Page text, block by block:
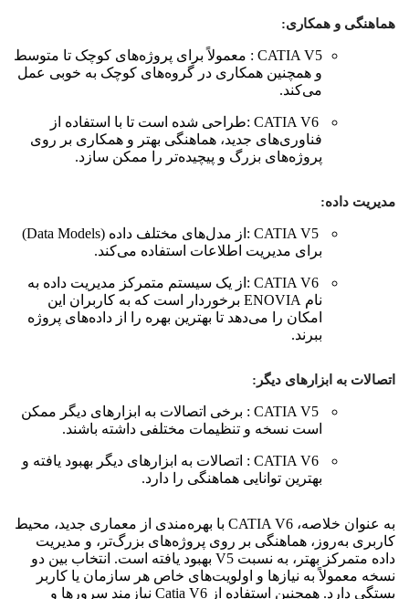
هماهنگی و همکاری:
CATIA V5 : معمولاً برای پروژه‌های کوچک تا متوسط
​​و همچنین همکاری در گروه‌های کوچک به خوبی عمل
می‌کند.
CATIA V6 :طراحی شده است تا با استفاده از
فناوری‌های جدید، هماهنگی بهتر و همکاری بر روی
پروژه‌های بزرگ و پیچیده‌تر را ممکن سازد.
مدیریت داده:
CATIA V5 :از مدل‌های مختلف داده (Data Models)
برای مدیریت اطلاعات استفاده می‌کند.
CATIA V6 :از یک سیستم متمرکز مدیریت داده به
نام ENOVIA برخوردار است که به کاربران این
امکان را می‌دهد تا بهترین بهره را از داده‌های پروژه
ببرند.
اتصالات به ابزارهای دیگر:
CATIA V5 : برخی اتصالات به ابزارهای دیگر ممکن
است نسخه و تنظیمات مختلفی داشته باشند.
CATIA V6 : اتصالات به ابزارهای دیگر بهبود یافته و
بهترین توانایی هماهنگی را دارد.
به عنوان خلاصه، CATIA V6 با بهره‌مندی از معماری جدید، محیط
کاربری به‌روز، هماهنگی بر روی پروژه‌های بزرگ‌تر، و مدیریت
داده متمرکز بهتر، به نسبت V5 بهبود یافته است.
انتخاب بین دو
نسخه معمولاً به نیازها و اولویت‌های خاص هر سازمان یا کاربر
بستگی دارد.
همچنین استفاده از Catia V6 نیازمند سرورها و